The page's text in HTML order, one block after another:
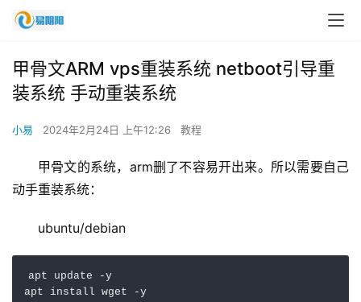
甲骨文ARM vps重装系统 netboot引导重
装系统 手动重装系统
小易 2024年2月24日 上午12:26 教程
甲骨文的系统，arm删了不容易开出来。所以需要自己
动手重装系统：
ubuntu/debian
apt update -y
apt install wget -y